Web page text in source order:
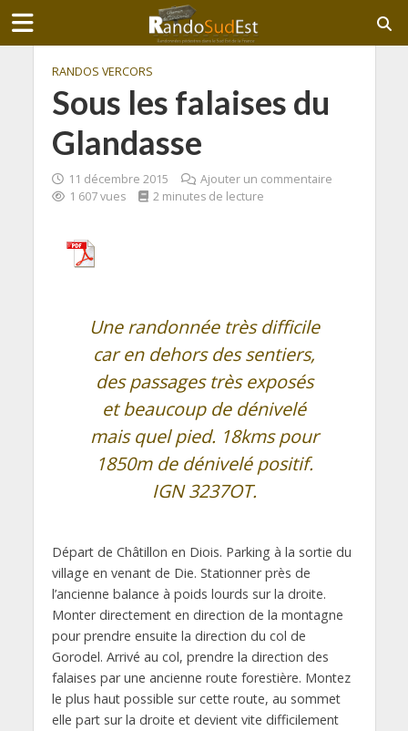
RANDOS VERCORS
Sous les falaises du
Glandasse
11 décembre 2015
Ajouter un commentaire
1 607 vues
2 minutes de lecture
Une randonnée très difficile
car en dehors des sentiers,
des passages très exposés
et beaucoup de dénivelé
mais quel pied. 18kms pour
1850m de dénivelé positif.
IGN 3237OT.
Départ de Châtillon en Diois. Parking à la sortie du
village en venant de Die. Stationner près de
l’ancienne balance à poids lourds sur la droite.
Monter directement en direction de la montagne
pour prendre ensuite la direction du col de
Gorodel. Arrivé au col, prendre la direction des
falaises par une ancienne route forestière. Montez
le plus haut possible sur cette route, au sommet
elle part sur la droite et devient vite difficilement